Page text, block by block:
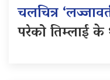
चलचित्र
परेको तिम्लाई के